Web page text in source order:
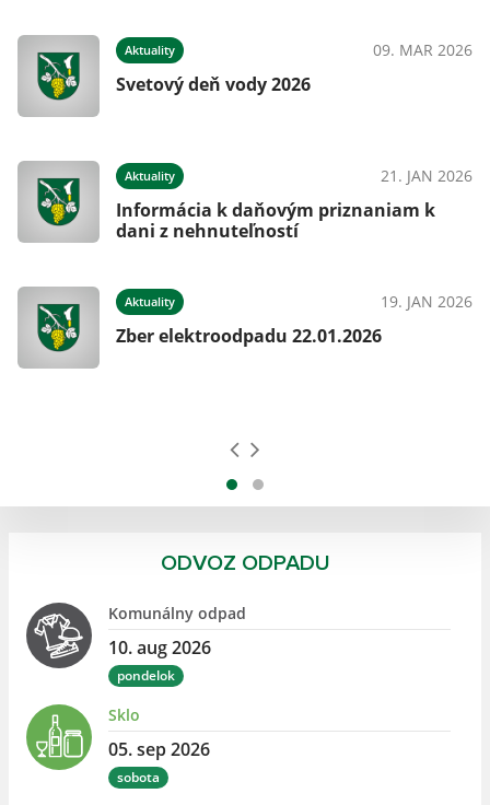
Aktuality 09. MAR 2026
Svetový deň vody 2026
Aktuality 21. JAN 2026
Informácia k daňovým priznaniam k
dani z nehnuteľností
Aktuality 19. JAN 2026
Zber elektroodpadu 22.01.2026
ODVOZ ODPADU
Komunálny odpad
10. aug 2026
pondelok
Sklo
05. sep 2026
sobota